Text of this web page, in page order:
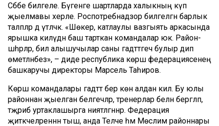
Сәбәбе билгеле. Бүгенге шартларда халыкның күп
җыелмавы хәерле. Роспотребнадзор билгеләгән барлык
таләпләр дә үтәләчәк. «Шөкер, катлаулы вазгыять аркасында
ярышка килүдән баш тарткан командалар юк. Район-
шәһәрләр, бил алышучылар саны гадәттәгечә булыр дип
өметләнәбез», – диде республика көрәш федерациясенең
башкаручы директоры Марсель Таһиров.
Көрәш командалары гадәттә бер көн алдан килә. Бу юлы
районнан җыелган белгечләр, тренерлар белән бергәләп,
тәҗрибә уртаклашырга ниятләгәннәр. Федерация
җитәкчеләреннән тыш, анда Теләче һәм Мөслим районнары